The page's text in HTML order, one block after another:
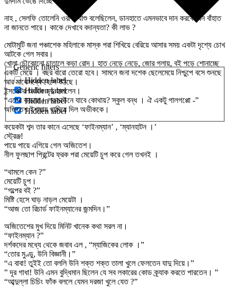
Generic filters
Hidden label
Hidden label
Hidden label
Hidden label
নাহ , সেলফি তোলেনি ওরা। যীশু বলেছিলেন, ডানহাতে এমনভাবে দান করবে যেন বাঁহাত
না জানতে পারে। কাকে দেখাবে বদান্যতা? কী লাভ ?
মোটামুটি জনা পঞ্চাশেক মহিলাকে মাস্ক পরা শিখিয়ে বেরিয়ে আসার সময় একটা দৃশ্যে চোখ
আটকে গেল সবার।
খোলা চৌকোনো চাতালে কড়া রোদ। হাত নেড়ে নেড়ে, জোর গলায়, বই পড়ে শোনাচ্ছে
একটি মেয়ে । বছর বারো তেরো হবে। সামনে জনা দশেক ছেলেমেয়ে নিশ্চুপে বসে শুনছে
আর মাঝেমধ্যে হেসে উঠছে।
ইন্সপেক্টর অভীক মৃদু হাসলেন।
“এদের বাচ্চারা। লকডাউনে যাবে কোথায়? স্কুল বন্ধ । ঐ একটু গালগপ্পো -”
অজিতেশ ইশারায় থামিয়ে দিল অভীককে।
কয়েকটা শব্দ তার কানে এসেছে ‘ফাইনম্যান’ , ‘ম্যানহাটন ।’
স্ট্রেঞ্জ!
পায়ে পায়ে এগিয়ে গেল অজিতেশ।
নীল ফুলছাপ প্রিন্টের ফ্রক পরা মেয়েটি চুপ করে গেল তখনই ।
“থামলে কেন ?”
মেয়েটি চুপ।
“গল্পের বই ?”
মিষ্টি হেসে ঘাড় নাড়ল মেয়েটা ।
“আজ তো রিচার্ড ফাইনম্যানের জন্মদিন।”
অজিতেশের মুখ দিয়ে মিনিট খানেক কথা সরল না।
“ফাইনম্যান ?”
দর্শকদের মধ্যে থেকে জবাব এল , “ম্যাজিকের লোক ।”
“তোর মুণ্ডু, উনি বিজ্ঞানী।”
“এ বাবা! তুইই তো বললি উনি শক্ত শক্ত তালা খুলে ফেলতেন যাদু দিয়ে।”
” দূর গাধা! উনি এমন বুদ্ধিমান ছিলেন যে সব লকারের কোড ক্র্যাক করতে পারতেন। ”
“আব্দুল্লা চিচিং ফাঁক বললে যেমন দরজা খুলে যেত ?”